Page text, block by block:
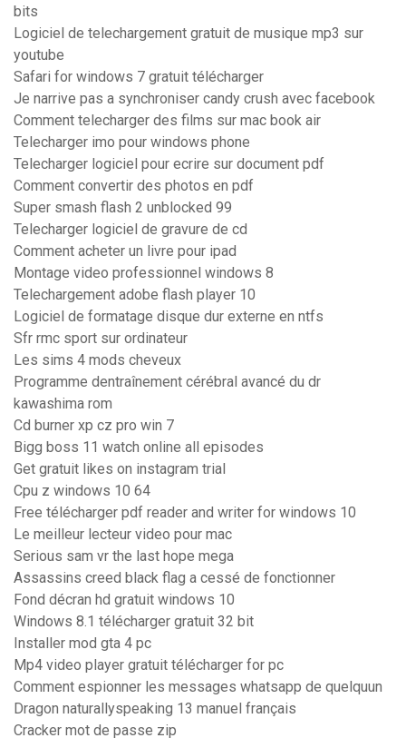
bits
Logiciel de telechargement gratuit de musique mp3 sur
youtube
Safari for windows 7 gratuit télécharger
Je narrive pas a synchroniser candy crush avec facebook
Comment telecharger des films sur mac book air
Telecharger imo pour windows phone
Telecharger logiciel pour ecrire sur document pdf
Comment convertir des photos en pdf
Super smash flash 2 unblocked 99
Telecharger logiciel de gravure de cd
Comment acheter un livre pour ipad
Montage video professionnel windows 8
Telechargement adobe flash player 10
Logiciel de formatage disque dur externe en ntfs
Sfr rmc sport sur ordinateur
Les sims 4 mods cheveux
Programme dentraînement cérébral avancé du dr
kawashima rom
Cd burner xp cz pro win 7
Bigg boss 11 watch online all episodes
Get gratuit likes on instagram trial
Cpu z windows 10 64
Free télécharger pdf reader and writer for windows 10
Le meilleur lecteur video pour mac
Serious sam vr the last hope mega
Assassins creed black flag a cessé de fonctionner
Fond décran hd gratuit windows 10
Windows 8.1 télécharger gratuit 32 bit
Installer mod gta 4 pc
Mp4 video player gratuit télécharger for pc
Comment espionner les messages whatsapp de quelquun
Dragon naturallyspeaking 13 manuel français
Cracker mot de passe zip